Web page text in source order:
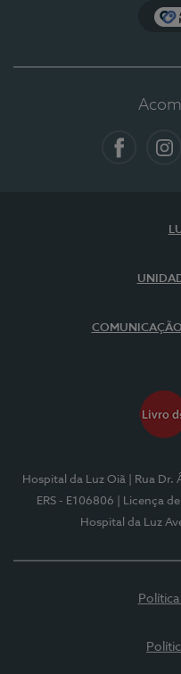
Hospital da Luz Oiã | Rua
ERS - E106806
| Licença
Hospital da Luz